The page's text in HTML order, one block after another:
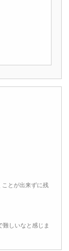
とが出来ずに残
しいなと感じま